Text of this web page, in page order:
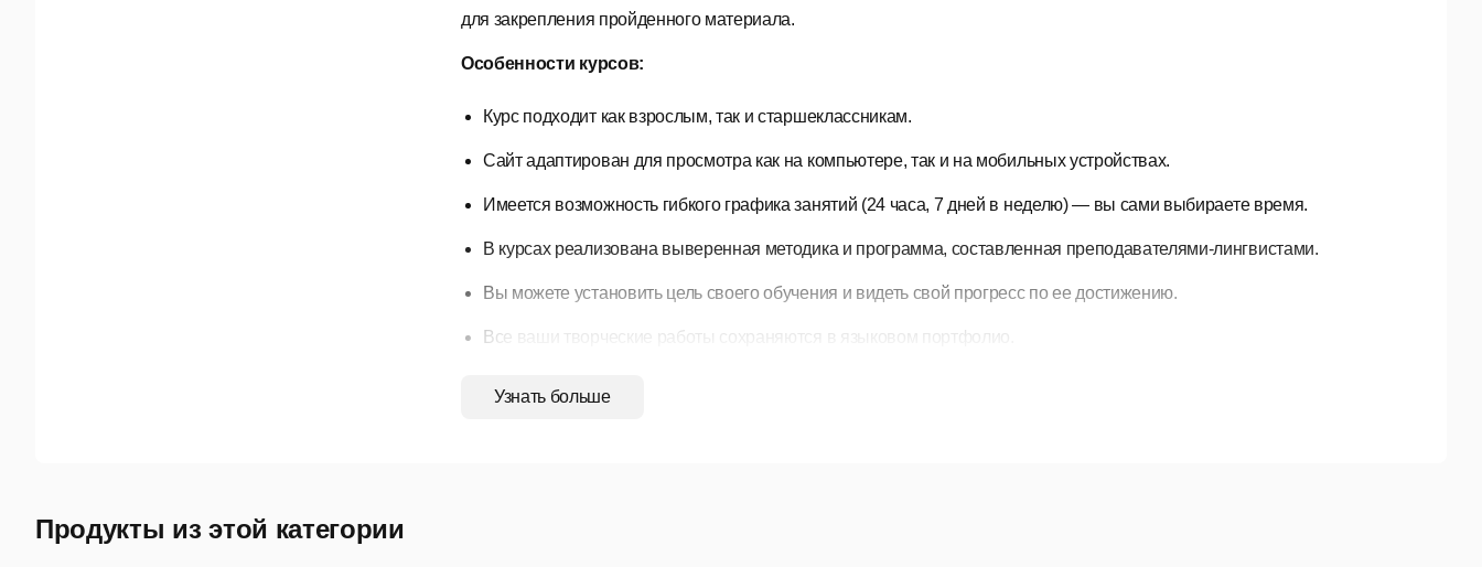
для закрепления пройденного материала.
Особенности курсов:
Курс подходит как взрослым, так и старшеклассникам.
Сайт адаптирован для просмотра как на компьютере, так и на мобильных устройствах.
Имеется возможность гибкого графика занятий (24 часа, 7 дней в неделю) — вы сами выбираете время.
В курсах реализована выверенная методика и программа, составленная преподавателями-лингвистами.
Вы можете установить цель своего обучения и видеть свой прогресс по ее достижению.
Все ваши творческие работы сохраняются в языковом портфолио.
Узнать больше
Продукты из этой категории